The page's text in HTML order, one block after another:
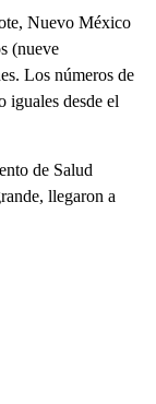
Nuevo México
(nueve
Los números de
iguales desde el
de Salud
llegaron a